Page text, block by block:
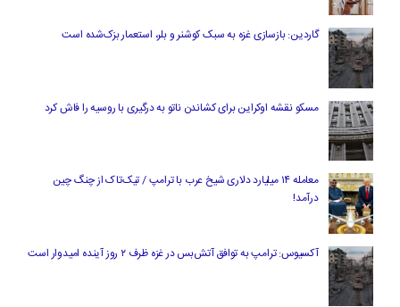
گاردین: بازسازی غزه به سبک کوشنر و بلر، استعمار بزک‌شده است
مسکو نقشه اوکراین برای کشاندن ناتو به درگیری با روسیه را فاش کرد
معامله ۱۴ میلیارد دلاری شیخ عرب با ترامپ / تیک‌تاک از چنگ چین
درآمد!
آکسیوس: ترامپ به توافق آتش‌بس در غزه ظرف ۲ روز آینده امیدوار است